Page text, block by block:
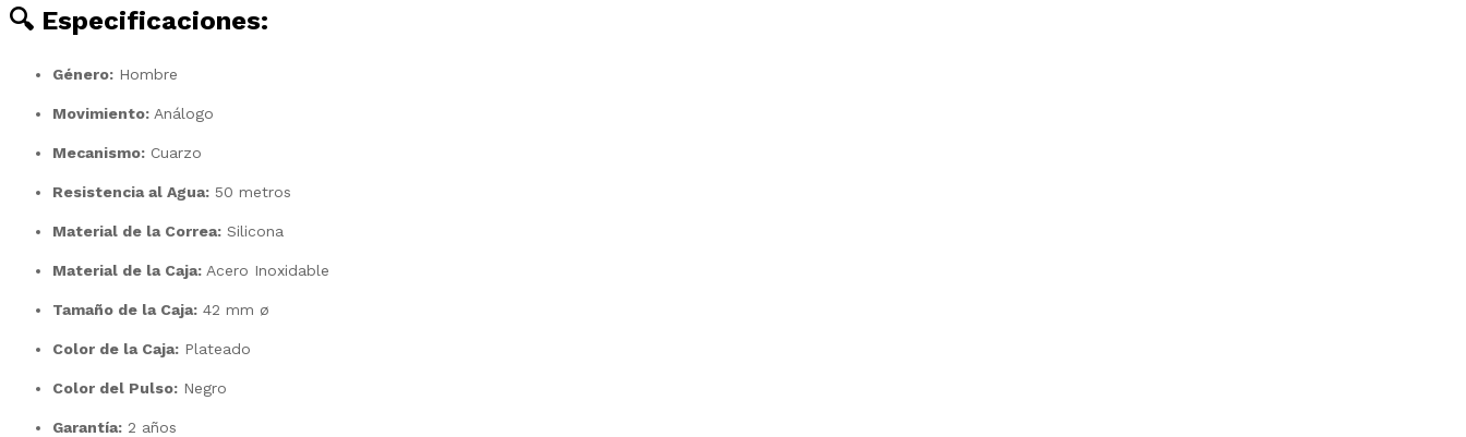
🔍 Especificaciones:
Género: Hombre
Movimiento: Análogo
Mecanismo: Cuarzo
Resistencia al Agua: 50 metros
Material de la Correa: Silicona
Material de la Caja: Acero Inoxidable
Tamaño de la Caja: 42 mm ø
Color de la Caja: Plateado
Color del Pulso: Negro
Garantía: 2 años